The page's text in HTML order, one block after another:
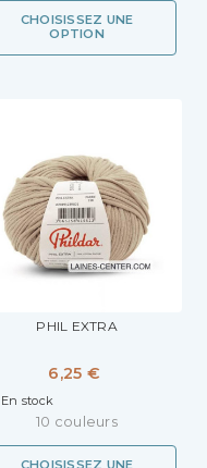
CHOISISSEZ UNE
OPTION
PHIL EXTRA
6,25 €
En stock
10 couleurs